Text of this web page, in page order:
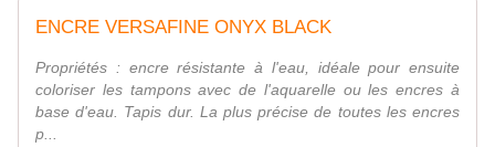
ENCRE VERSAFINE ONYX BLACK
Propriétés : encre résistante à l'eau, idéale pour ensuite
coloriser les tampons avec de l'aquarelle ou les encres à
base d'eau. Tapis dur. La plus précise de toutes les encres
p...